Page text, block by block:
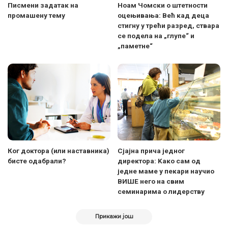
Писмени задатак на
промашену тему
Ноам Чомски о штетности
оцењивања: Већ кад деца
стигну у трећи разред, ствара
се подела на „глупе“ и
„паметне“
Ког доктора (или наставника)
бисте одабрали?
Сјајна прича једног
директора: Kако сам од
једне маме у пекари научио
ВИШЕ него на свим
семинарима о лидерству
Прикажи још